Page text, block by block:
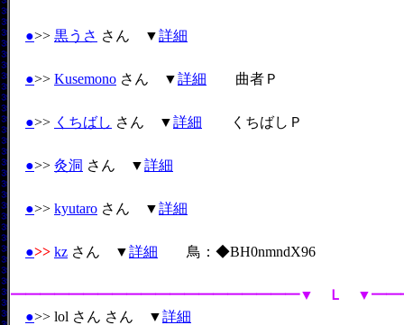
●>> 黒うさ さん ▼詳細
●>> Kusemono さん ▼詳細 曲者Ｐ
●>> くちばし さん ▼詳細 くちばしＰ
●>> 灸洞 さん ▼詳細
●>> kyutaro さん ▼詳細
●>> kz さん ▼詳細 鳥： ◆BH0nmndX96
━━━━━━━━━━━━━━━━━━━━▼ Ｌ
●>> lol さん さん ▼詳細